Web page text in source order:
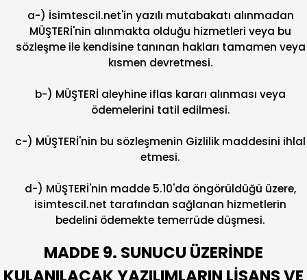
a-) İsimtescil.net'in yazılı mutabakatı alınmadan
MÜŞTERİ'nin alınmakta olduğu hizmetleri veya bu
sözleşme ile kendisine tanınan hakları tamamen veya
kısmen devretmesi.
b-) MÜŞTERİ aleyhine iflas kararı alınması veya
ödemelerini tatil edilmesi.
c-) MÜŞTERİ'nin bu sözleşmenin Gizlilik maddesini ihlal
etmesi.
d-) MÜŞTERİ'nin madde 5.10'da öngörüldüğü üzere,
isimtescil.net tarafından sağlanan hizmetlerin
bedelini ödemekte temerrüde düşmesi.
MADDE 9. SUNUCU ÜZERİNDE